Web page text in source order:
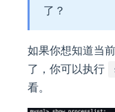
了？
如果你想知道当
了，你可以执行
看。